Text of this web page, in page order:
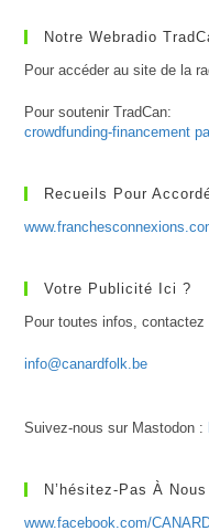
Notre Webradio
Pour accéder au site de la
Pour soutenir TradCan:
crowdfunding-financement
Recueils Pour
Votre Publicité Ici ?
Pour toutes infos, contactez
info@canardfolk.be
Suivez-nous sur Mastodon :
N’hésitez-Pas À
www.facebook.com/